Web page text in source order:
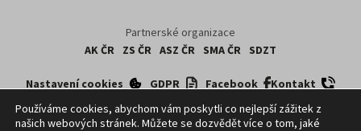
Partnerské organizace
AK ČR
ZS ČR ASZ ČR SMA ČR SDZT
Nastavení cookies GDPR Facebook Kontakt
Copyright ©2026 ČTK. Profi Press, s.r.o. využívá zpravodajství z databází ČTK,
Používáme cookies, abychom vám poskytli co nejlepší zážitek z
našich webových stránek. Můžete se dozvědět více o tom, jaké